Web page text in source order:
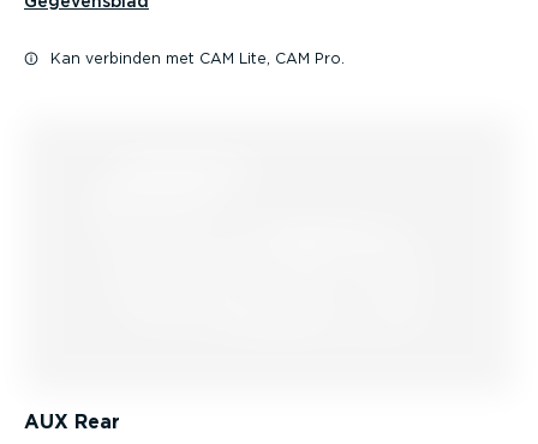
Kan verbinden met CAM Lite, CAM Pro.
AUX Rear